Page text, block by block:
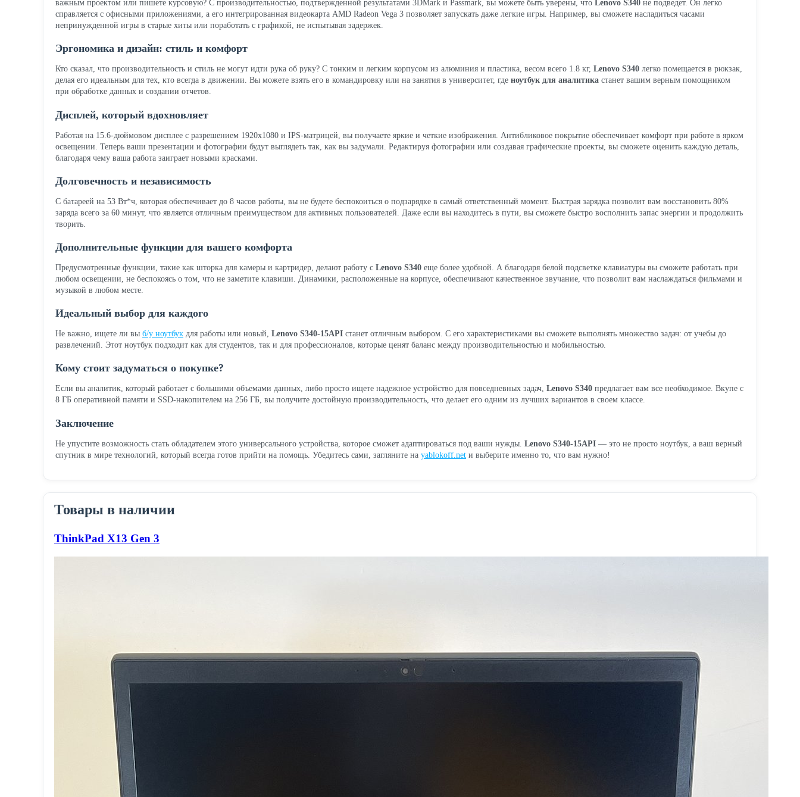
важным проектом или пишете курсовую? С производительностью, подтвержденной результатами 3DMark и Passmark, вы можете быть уверены, что Lenovo S340 не подведет. Он легко
справляется с офисными приложениями, а его интегрированная видеокарта AMD Radeon Vega 3 позволяет запускать даже легкие игры. Например, вы сможете насладиться часами
непринужденной игры в старые хиты или поработать с графикой, не испытывая задержек.
Эргономика и дизайн: стиль и комфорт
Кто сказал, что производительность и стиль не могут идти рука об руку? С тонким и легким корпусом из алюминия и пластика, весом всего 1.8 кг, Lenovo S340 легко помещается в рюкзак,
делая его идеальным для тех, кто всегда в движении. Вы можете взять его в командировку или на занятия в университет, где ноутбук для аналитика станет вашим верным помощником
при обработке данных и создании отчетов.
Дисплей, который вдохновляет
Работая на 15.6-дюймовом дисплее с разрешением 1920x1080 и IPS-матрицей, вы получаете яркие и четкие изображения. Антибликовое покрытие обеспечивает комфорт при работе в ярком
освещении. Теперь ваши презентации и фотографии будут выглядеть так, как вы задумали. Редактируя фотографии или создавая графические проекты, вы сможете оценить каждую деталь,
благодаря чему ваша работа заиграет новыми красками.
Долговечность и независимость
С батареей на 53 Вт*ч, которая обеспечивает до 8 часов работы, вы не будете беспокоиться о подзарядке в самый ответственный момент. Быстрая зарядка позволит вам восстановить 80%
заряда всего за 60 минут, что является отличным преимуществом для активных пользователей. Даже если вы находитесь в пути, вы сможете быстро восполнить запас энергии и продолжить
творить.
Дополнительные функции для вашего комфорта
Предусмотренные функции, такие как шторка для камеры и картридер, делают работу с Lenovo S340 еще более удобной. А благодаря белой подсветке клавиатуры вы сможете работать при
любом освещении, не беспокоясь о том, что не заметите клавиши. Динамики, расположенные на корпусе, обеспечивают качественное звучание, что позволит вам наслаждаться фильмами и
музыкой в любом месте.
Идеальный выбор для каждого
Не важно, ищете ли вы б/у ноутбук для работы или новый, Lenovo S340-15API станет отличным выбором. С его характеристиками вы сможете выполнять множество задач: от учебы до
развлечений. Этот ноутбук подходит как для студентов, так и для профессионалов, которые ценят баланс между производительностью и мобильностью.
Кому стоит задуматься о покупке?
Если вы аналитик, который работает с большими объемами данных, либо просто ищете надежное устройство для повседневных задач, Lenovo S340 предлагает вам все необходимое. Вкупе с
8 ГБ оперативной памяти и SSD-накопителем на 256 ГБ, вы получите достойную производительность, что делает его одним из лучших вариантов в своем классе.
Заключение
Не упустите возможность стать обладателем этого универсального устройства, которое сможет адаптироваться под ваши нужды. Lenovo S340-15API — это не просто ноутбук, а ваш верный
спутник в мире технологий, который всегда готов прийти на помощь. Убедитесь сами, загляните на yablokoff.net и выберите именно то, что вам нужно!
Товары в наличии
ThinkPad X13 Gen 3